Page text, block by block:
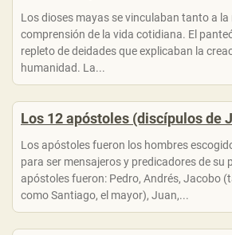
Los dioses mayas se vinculaban tanto a
comprensión de la vida cotidiana. El
repleto de deidades que explicaban la
humanidad. La...
Los 12 apóstoles (discípulos de
Los apóstoles fueron los hombres
para ser mensajeros y predicadores de su
apóstoles fueron: Pedro, Andrés, Jacobo
como Santiago, el mayor), Juan,...